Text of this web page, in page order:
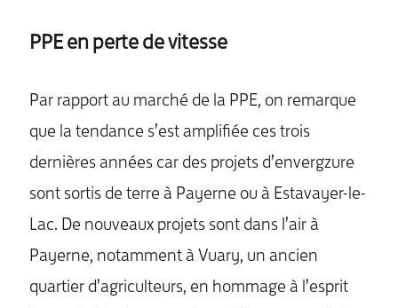
PPE en perte de vitesse
Par rapport au marché de la PPE, on remarque
que la tendance s’est amplifiée ces trois
dernières années car des projets d’envergzure
sont sortis de terre à Payerne ou à Estavayer-le-
Lac. De nouveaux projets sont dans l’air à
Payerne, notamment à Vuary, un ancien
quartier d’agriculteurs, en hommage à l’esprit